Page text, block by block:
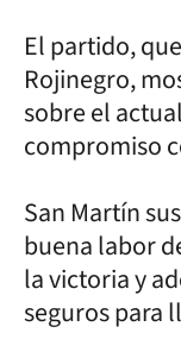
El partido,
Rojinegro,
sobre el
compromiso
San Martín
buena labor
la victoria y
seguros para